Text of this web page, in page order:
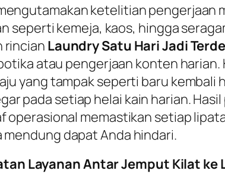
ketelitian pengerjaan
seperti kemeja, kaos, hingga
rincian Laundry Satu Hari Jadi
atau pengerjaan konten
yang tampak seperti baru
pada setiap helai kain harian.
operasional memastikan setiap
dapat Anda hindari.
Layanan Antar Jemput Kilat ke